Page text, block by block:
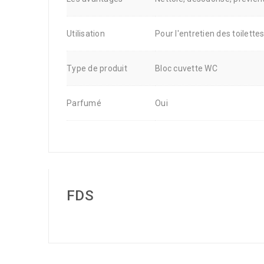
Utilisation Pour l'entretien des toilettes
Type de produit Bloc cuvette WC
Parfumé Oui
FDS